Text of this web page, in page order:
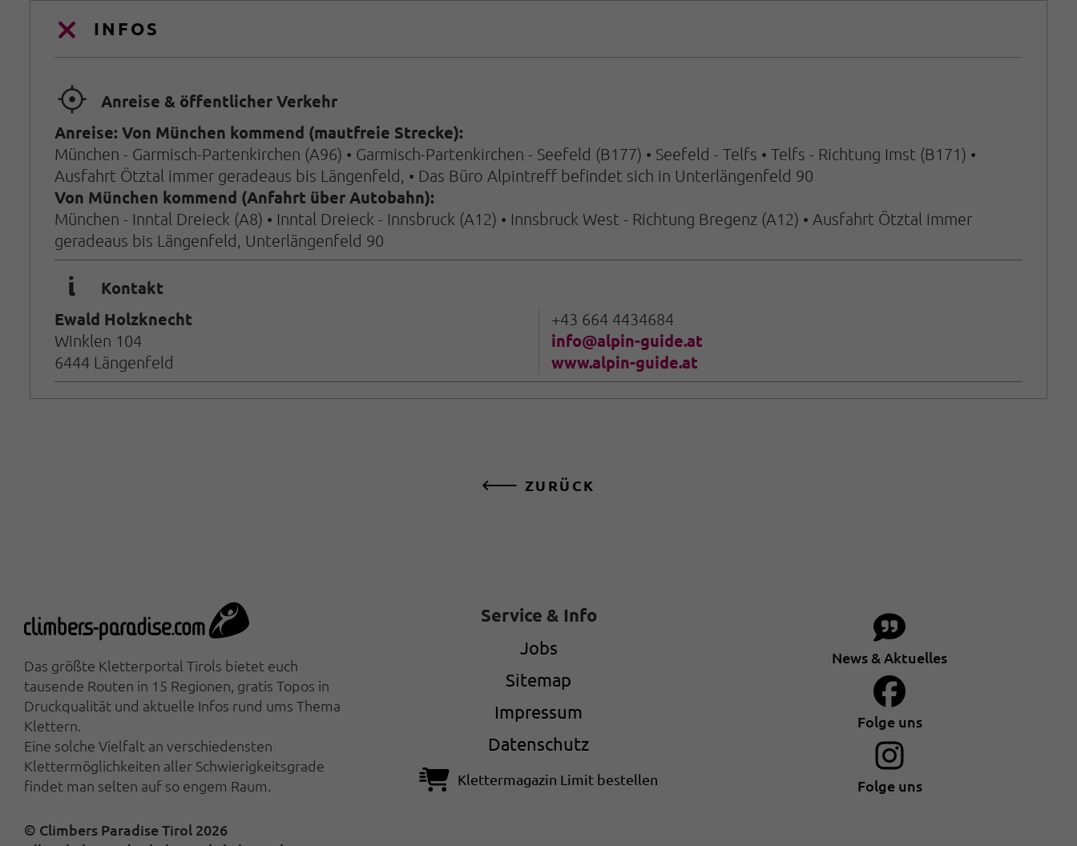
INFOS
🞞
Anreise & öffentlicher Verkehr
Anreise: Von München kommend (mautfreie Strecke):
München - Garmisch-Partenkirchen (A96) • Garmisch-Partenkirchen - Seefeld (B177) • Seefeld - Telfs • Telfs - Richtung Imst (B171) •
Ausfahrt Ötztal immer geradeaus bis Längenfeld, • Das Büro Alpintreff befindet sich in Unterlängenfeld 90
Von München kommend (Anfahrt über Autobahn):
München - Inntal Dreieck (A8) • Inntal Dreieck - Innsbruck (A12) • Innsbruck West - Richtung Bregenz (A12) • Ausfahrt Ötztal immer
geradeaus bis Längenfeld, Unterlängenfeld 90
🜇
Kontakt
Ewald Holzknecht
Winklen 104
6444 Längenfeld
+43 664 4434684
info@alpin-guide.at
www.alpin-guide.at
ZURÜCK
Das größte Kletterportal Tirols bietet euch
tausende Routen in 15 Regionen, gratis Topos in
Druckqualität und aktuelle Infos rund ums Thema
Klettern.
Eine solche Vielfalt an verschiedensten
Klettermöglichkeiten aller Schwierigkeitsgrade
findet man selten auf so engem Raum.
Service & Info
Jobs
Sitemap
Impressum
Datenschutz
Klettermagazin Limit bestellen
News & Aktuelles
Folge uns
Folge uns
© Climbers Paradise Tirol 2026